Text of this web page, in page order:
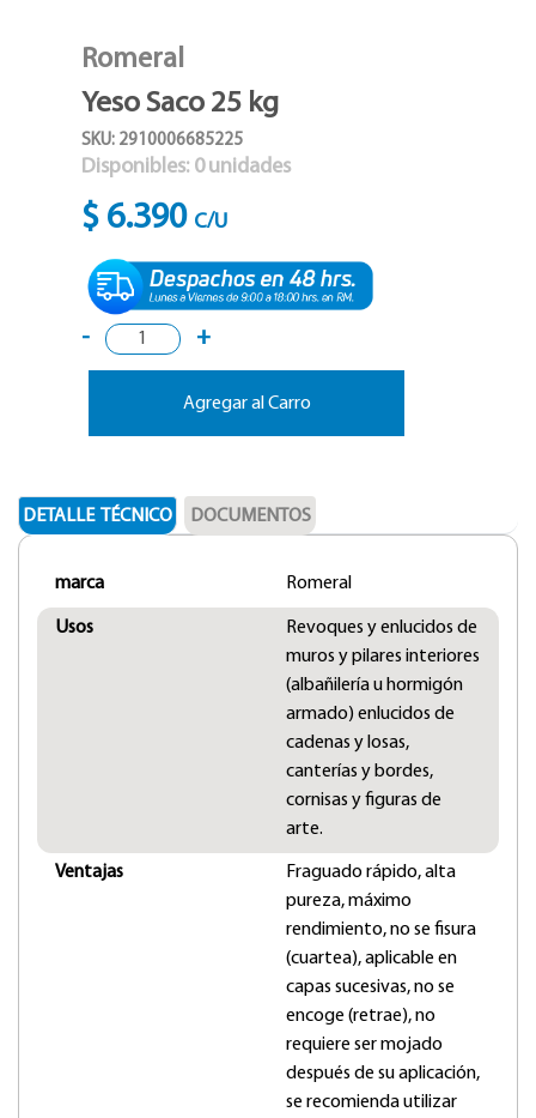
Romeral
Yeso Saco 25 kg
SKU: 2910006685225
Disponibles: 0unidades
$ 6.390 C/U
- +
Agregar al Carro
DETALLE TÉCNICO DOCUMENTOS
marca Romeral
Usos
Revoques y enlucidos de
muros y pilares interiores
(albañilería u hormigón
armado) enlucidos de
cadenas y losas,
canterías y bordes,
cornisas y figuras de
arte.
Ventajas
Fraguado rápido, alta
pureza, máximo
rendimiento, no se fisura
(cuartea), aplicable en
capas sucesivas, no se
encoge (retrae), no
requiere ser mojado
después de su aplicación,
se recomienda utilizar